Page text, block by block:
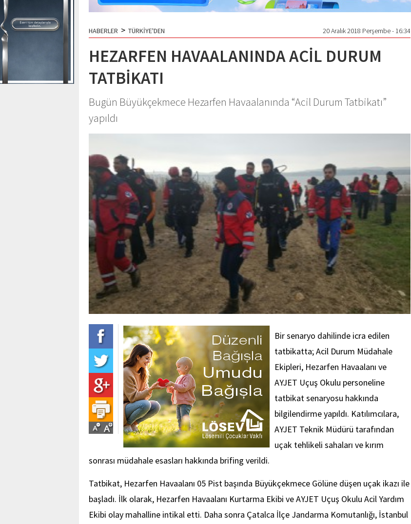
HABERLER > TÜRKİYE'DEN 20 Aralık 2018 Perşembe - 16:34
HEZARFEN HAVAALANINDA ACİL DURUM
TATBİKATI
Bugün Büyükçekmece Hezarfen Havaalanında “Acil Durum Tatbikatı”
yapıldı
Bir senaryo dahilinde icra edilen
tatbikatta; Acil Durum Müdahale
Ekipleri, Hezarfen Havaalanı ve
AYJET Uçuş Okulu personeline
tatbikat senaryosu hakkında
bilgilendirme yapıldı. Katılımcılara,
AYJET Teknik Müdürü tarafından
uçak tehlikeli sahaları ve kırım
sonrası müdahale esasları hakkında brifing verildi.
Tatbikat, Hezarfen Havaalanı 05 Pist başında Büyükçekmece Gölüne düşen uçak ikazı ile
başladı. İlk olarak, Hezarfen Havaalanı Kurtarma Ekibi ve AYJET Uçuş Okulu Acil Yardım
Ekibi olay mahalline intikal etti. Daha sonra Çatalca İlçe Jandarma Komutanlığı, İstanbul